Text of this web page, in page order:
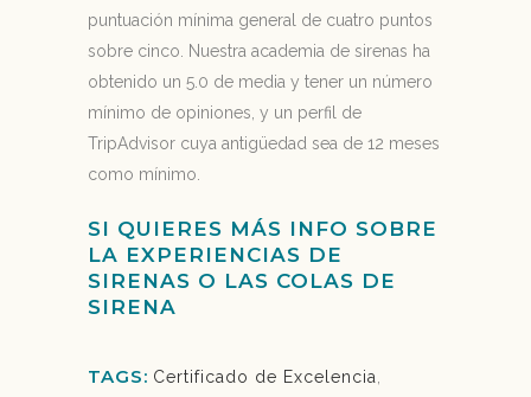
puntuación mínima general de cuatro puntos
sobre cinco. Nuestra academia de sirenas ha
obtenido un 5.0 de media y tener un número
mínimo de opiniones, y un perfil de
TripAdvisor cuya antigüedad sea de 12 meses
como mínimo.
SI QUIERES MÁS INFO SOBRE
LA EXPERIENCIAS DE
SIRENAS O LAS COLAS DE
SIRENA
TAGS: Certificado de Excelencia